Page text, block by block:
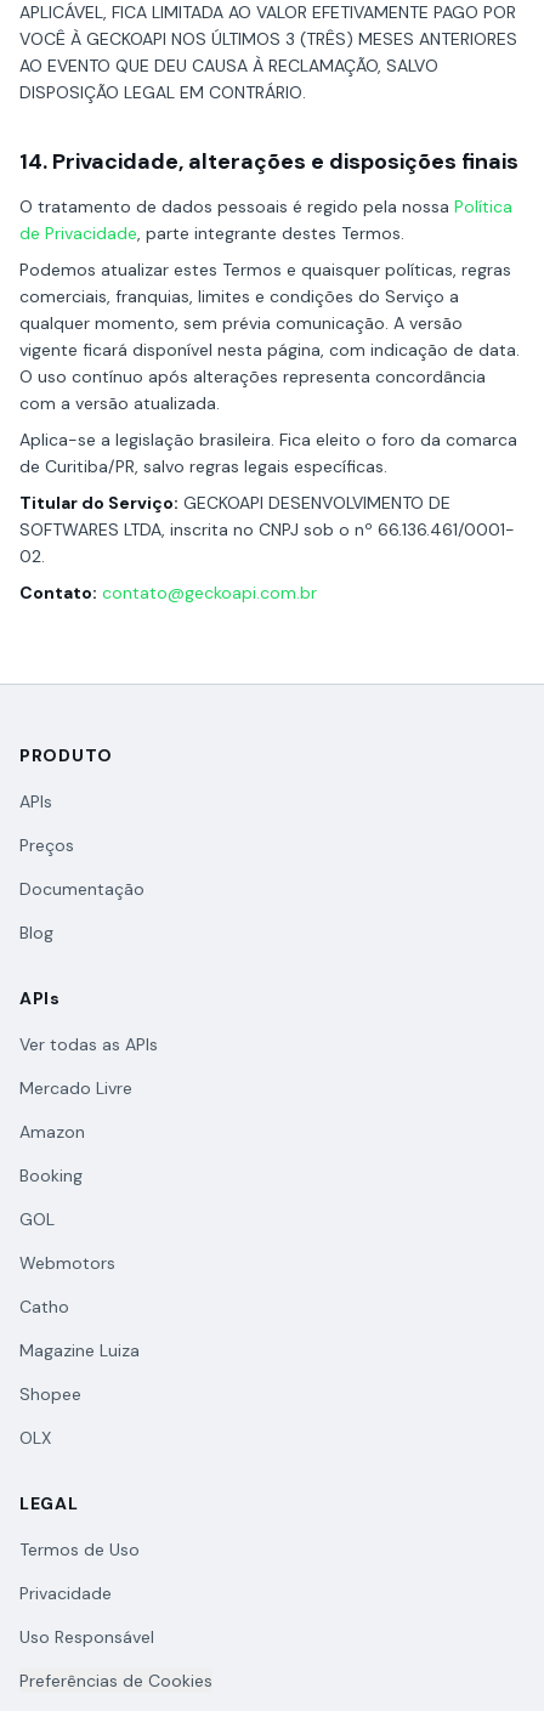
APLICÁVEL, FICA LIMITADA AO VALOR EFETIVAMENTE PAGO POR
VOCÊ À GECKOAPI NOS ÚLTIMOS 3 (TRÊS) MESES ANTERIORES
AO EVENTO QUE DEU CAUSA À RECLAMAÇÃO, SALVO
DISPOSIÇÃO LEGAL EM CONTRÁRIO.
14. Privacidade, alterações e disposições finais
O tratamento de dados pessoais é regido pela nossa Política
de Privacidade, parte integrante destes Termos.
Podemos atualizar estes Termos e quaisquer políticas, regras
comerciais, franquias, limites e condições do Serviço a
qualquer momento, sem prévia comunicação. A versão
vigente ficará disponível nesta página, com indicação de data.
O uso contínuo após alterações representa concordância
com a versão atualizada.
Aplica-se a legislação brasileira. Fica eleito o foro da comarca
de Curitiba/PR, salvo regras legais específicas.
Titular do Serviço: GECKOAPI DESENVOLVIMENTO DE
SOFTWARES LTDA, inscrita no CNPJ sob o nº 66.136.461/0001-
02.
Contato: contato@geckoapi.com.br
PRODUTO
APIs
Preços
Documentação
Blog
APIs
Ver todas as APIs
Mercado Livre
Amazon
Booking
GOL
Webmotors
Catho
Magazine Luiza
Shopee
OLX
LEGAL
Termos de Uso
Privacidade
Uso Responsável
Preferências de Cookies